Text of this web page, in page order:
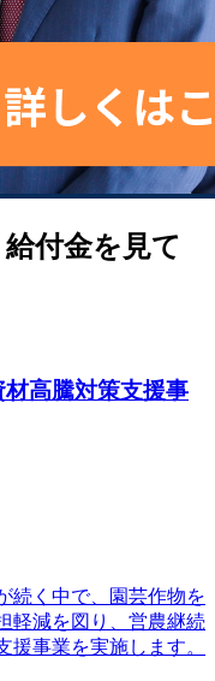
付金を見て
高騰対策支援事
続く中で、園芸作物を
軽減を図り、営農継続
援事業を実施します。